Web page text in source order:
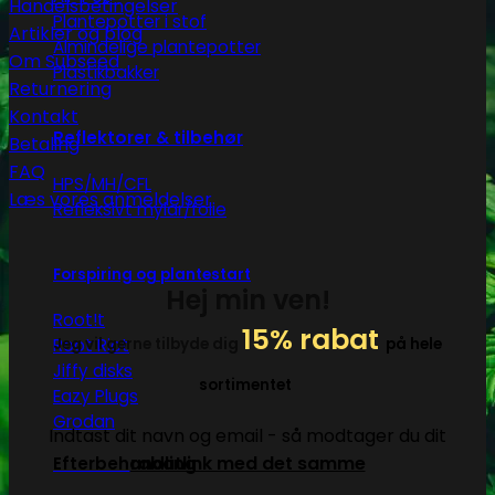
Plantepotter i stof
Almindelige plantepotter
Plastikbakker
Reflektorer & tilbehør
HPS/MH/CFL
Refleksivt mylar/folie
Forspiring og plantestart
Root!t
Root Riot
Jiffy disks
Eazy Plugs
Grodan
Efterbehandling
Handelsbetingelser
Artikler og blog
Om Subseed
Returnering
Kontakt
Betaling
FAQ
Læs vores anmeldelser
Jeg vil gerne tilbyde dig 15% rabat på hele
sortimentet
Indtast dit navn og email - så modtager du dit
rabatlink med det samme